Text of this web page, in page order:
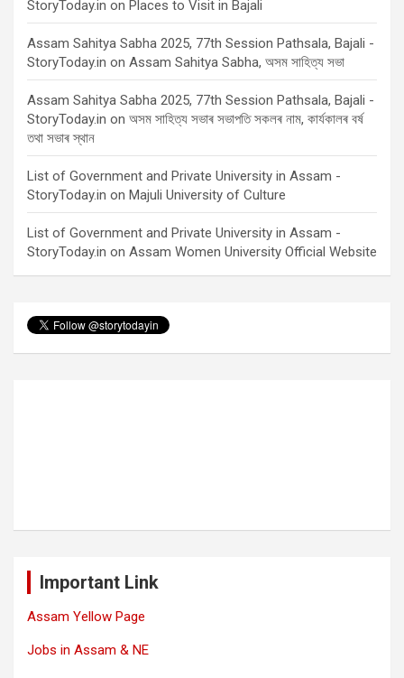
StoryToday.in on Places to Visit in Bajali
Assam Sahitya Sabha 2025, 77th Session Pathsala, Bajali -
StoryToday.in on Assam Sahitya Sabha, অসম সাহিত্য সভা
Assam Sahitya Sabha 2025, 77th Session Pathsala, Bajali -
StoryToday.in on অসম সাহিত্য সভাৰ সভাপতি সকলৰ নাম, কাৰ্যকালৰ বৰ্ষ
তথা সভাৰ স্থান
List of Government and Private University in Assam -
StoryToday.in on Majuli University of Culture
List of Government and Private University in Assam -
StoryToday.in on Assam Women University Official Website
Important Link
Assam Yellow Page
Jobs in Assam & NE